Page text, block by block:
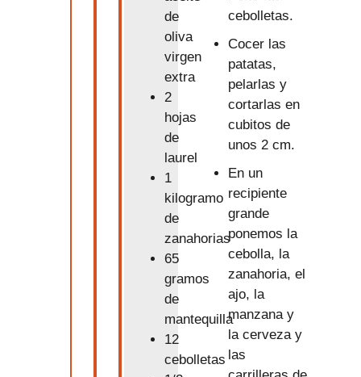
de
oliva
virgen
extra
2
hojas
de
laurel
1
kilogramo
de
zanahorias
65
gramos
de
mantequilla
12
cebolletas
cebolletas.
Cocer las
patatas,
pelarlas y
cortarlas en
cubitos de
unos 2 cm.
En un
recipiente
grande
ponemos la
cebolla, la
zanahoria, el
ajo, la
manzana y
la cerveza y
las